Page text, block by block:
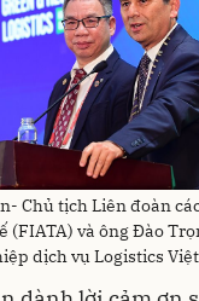
Chủ tịch Liên đoàn
(FIATA) và ông Đào
dịch vụ Logistics